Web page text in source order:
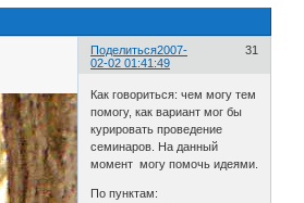
Поделиться 31
2007-
02-02 01:41:49
Как говориться: чем могу тем
помогу, как вариант мог бы
курировать проведение
семинаров. На данный
момент могу помочь идеями.
По пунктам: